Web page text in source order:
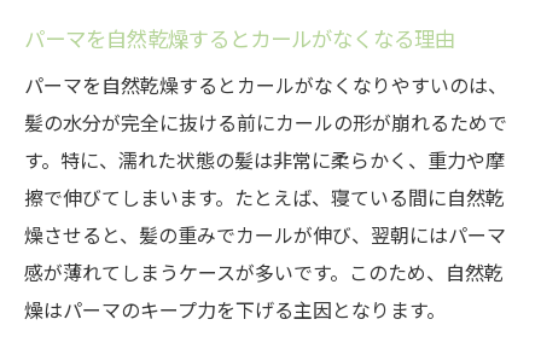
パーマを自然乾燥するとカールがなくなる理由
パーマを自然乾燥するとカールがなくなりやすいのは、
髪の水分が完全に抜ける前にカールの形が崩れるためで
す。特に、濡れた状態の髪は非常に柔らかく、重力や摩
擦で伸びてしまいます。たとえば、寝ている間に自然乾
燥させると、髪の重みでカールが伸び、翌朝にはパーマ
感が薄れてしまうケースが多いです。このため、自然乾
燥はパーマのキープ力を下げる主因となります。